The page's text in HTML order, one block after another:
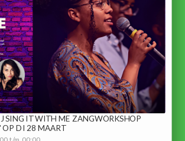
SING IT WITH ME ZANGWORKSHOP
OP DI 28 MAART